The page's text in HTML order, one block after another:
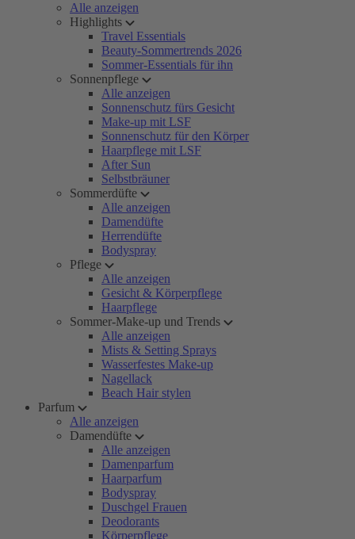
Alle anzeigen
Highlights
Travel Essentials
Beauty-Sommertrends 2026
Sommer-Essentials für ihn
Sonnenpflege
Alle anzeigen
Sonnenschutz fürs Gesicht
Make-up mit LSF
Sonnenschutz für den Körper
Haarpflege mit LSF
After Sun
Selbstbräuner
Sommerdüfte
Alle anzeigen
Damendüfte
Herrendüfte
Bodyspray
Pflege
Alle anzeigen
Gesicht & Körperpflege
Haarpflege
Sommer-Make-up und Trends
Alle anzeigen
Mists & Setting Sprays
Wasserfestes Make-up
Nagellack
Beach Hair stylen
Parfum
Alle anzeigen
Damendüfte
Alle anzeigen
Damenparfum
Haarparfum
Bodyspray
Duschgel Frauen
Deodorants
Körperpflege